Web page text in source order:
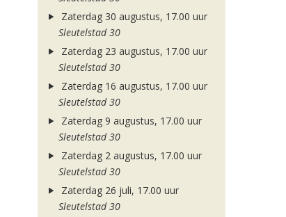
Zaterdag 30 augustus, 17.00 uur
Sleutelstad 30
Zaterdag 23 augustus, 17.00 uur
Sleutelstad 30
Zaterdag 16 augustus, 17.00 uur
Sleutelstad 30
Zaterdag 9 augustus, 17.00 uur
Sleutelstad 30
Zaterdag 2 augustus, 17.00 uur
Sleutelstad 30
Zaterdag 26 juli, 17.00 uur
Sleutelstad 30